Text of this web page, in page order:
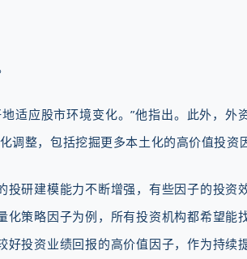
适应股市环境变化。”他指出。此外，外
整，包括挖掘更多本土化的高价值投资
研建模能力不断增强，有些因子的投资
策略因子为例，所有投资机构都希望能
投资业绩回报的高价值因子，作为持续